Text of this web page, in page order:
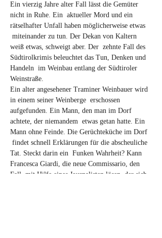
Ein vierzig Jahre alter Fall lässt die Gemüter
nicht in Ruhe. Ein  aktueller Mord und ein
rätselhafter Unfall haben möglicherweise etwas
miteinander zu tun. Der Dekan von Kaltern
weiß etwas, schweigt aber. Der  zehnte Fall des
Südtirolkrimis beleuchtet das Tun, Denken und
Handeln  im Weinbau entlang der Südtiroler
Weinstraße.
Ein alter angesehener Traminer Weinbauer wird
in einem seiner Weinberge  erschossen
aufgefunden. Ein Mann, den man im Dorf
achtete, der niemandem  etwas getan hatte. Ein
Mann ohne Feinde. Die Gerüchteküche im Dorf
findet schnell Erklärungen für die abscheuliche
Tat. Steckt darin ein  Funken Wahrheit? Kann
Francesca Giardi, die neue Commissario, den
Fall  mit Hilfe eines Journalisten lösen, der sich